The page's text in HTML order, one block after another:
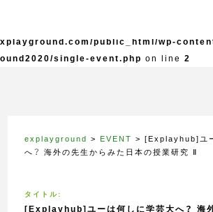
/
xplayground.com/public_html/wp-
ound2020/single-event.php on line 2
explayground > EVENT >[Explayhub]ユ
へ？ 海外の先生からみた日本の授業研究 Ⅱ
タイトル:
[Explayhub]ユーは何しに学芸大へ？ 海